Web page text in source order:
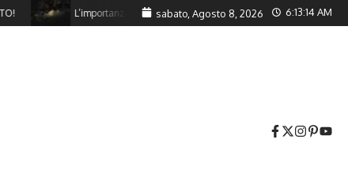
L’importanza di Essere Figli di Dio Una scelta di fede.
sabato, Agosto 8, 2026 6:13:15 AM